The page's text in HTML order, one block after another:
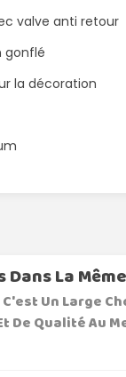
valve anti retour
gonflé
la décoration
Dans La
Un Large
De Qualité Au